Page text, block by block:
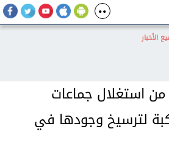
الأخبار
من استغلال جماعات
لترسيخ وجودها في